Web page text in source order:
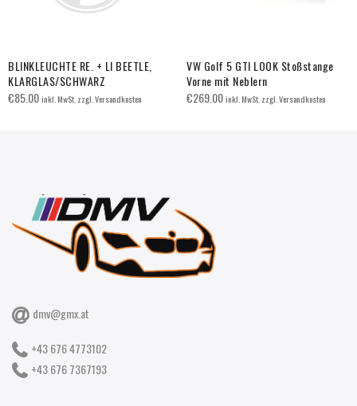
BLINKLEUCHTE RE. + LI BEETLE,
KLARGLAS/SCHWARZ
€85.00inkl. MwSt. zzgl. Versandkosten
VW Golf 5 GTI LOOK Stoßstange
Vorne mit Neblern
€269.00inkl. MwSt. zzgl. Versandkosten
dmv@gmx.at
+43 676 4773102
+43 676 7367193